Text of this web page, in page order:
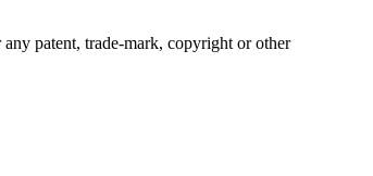
patent, trade-mark, copyright or other